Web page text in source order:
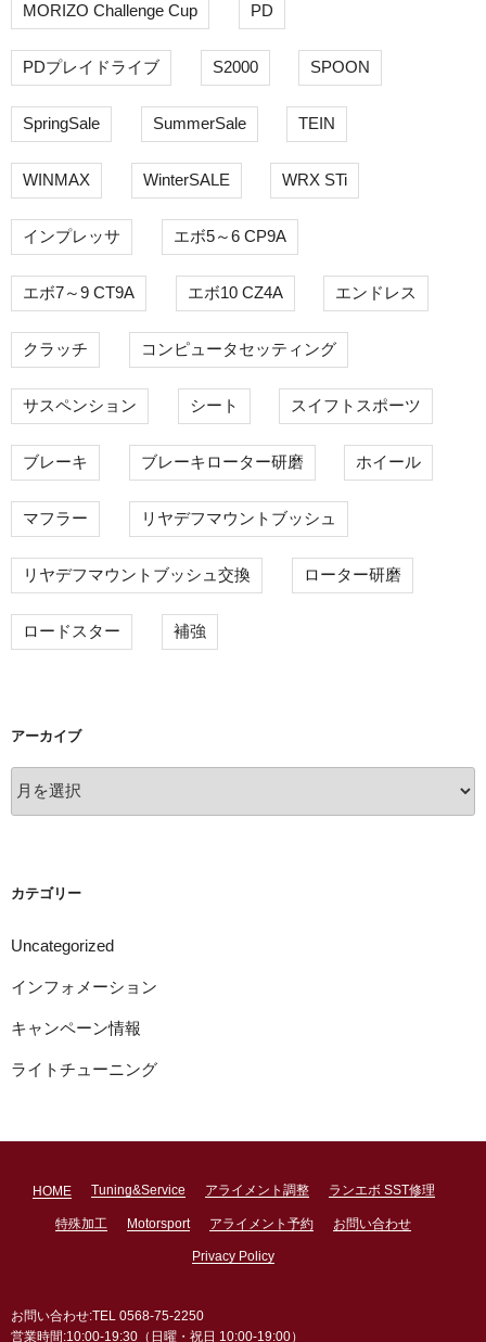
MORIZO Challenge Cup PD
PDプレイドライブ S2000 SPOON
SpringSale SummerSale TEIN
WINMAX WinterSALE WRX STi
インプレッサ エボ5～6 CP9A
エボ7～9 CT9A エボ10 CZ4A エンドレス
クラッチ コンピュータセッティング
サスペンション シート スイフトスポーツ
ブレーキ ブレーキローター研磨 ホイール
マフラー リヤデフマウントブッシュ
リヤデフマウントブッシュ交換 ローター研磨
ロードスター 補強
アーカイブ
ー
カテゴリー
Uncategorized
インフォメーション
キャンペーン情報
ライトチューニング
HOME Tuning&Service アライメント調整 ランエボ SST修理
特殊加工 Motorsport アライメント予約 お問い合わせ
Privacy Policy
お問い合わせ:TEL 0568-75-2250
営業時間:10:00-19:30（日曜・祝日 10:00-19:00）